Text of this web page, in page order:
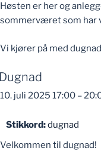
Høsten er her og
sommerværet som
Vi kjører på med
10. juli 2025 17:00 –
Stikkord:dugnad
Velkommen til dugnad!